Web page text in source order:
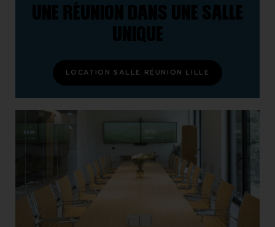
UNE RÉUNION DANS UNE SALLE
UNIQUE
LOCATION SALLE RÉUNION LILLE